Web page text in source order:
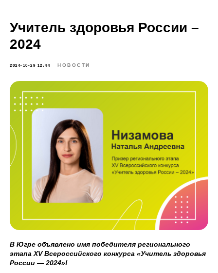
Учитель здоровья России –
2024
2024-10-29 12:44 НОВОСТИ
В Югре объявлено имя победителя регионального
этапа XV Всероссийского конкурса «Учитель здоровья
России — 2024»!